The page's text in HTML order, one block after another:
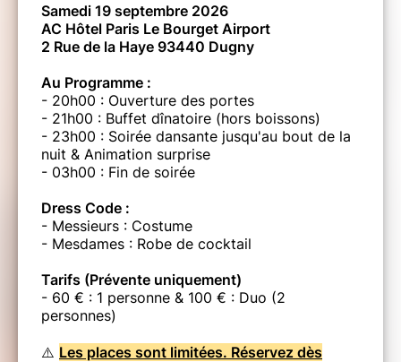
Samedi 19 septembre 2026
AC Hôtel Paris Le Bourget Airport
2 Rue de la Haye 93440 Dugny
Au Programme :
- 20h00 : Ouverture des portes
- 21h00 : Buffet dînatoire (hors boissons)
- 23h00 : Soirée dansante jusqu'au bout de la
nuit & Animation surprise
- 03h00 : Fin de soirée
Dress Code :
- Messieurs : Costume
- Mesdames : Robe de cocktail
Tarifs (Prévente uniquement)
- 60 € : 1 personne & 100 € : Duo (2
personnes)
⚠️ Les places sont limitées. Réservez dès